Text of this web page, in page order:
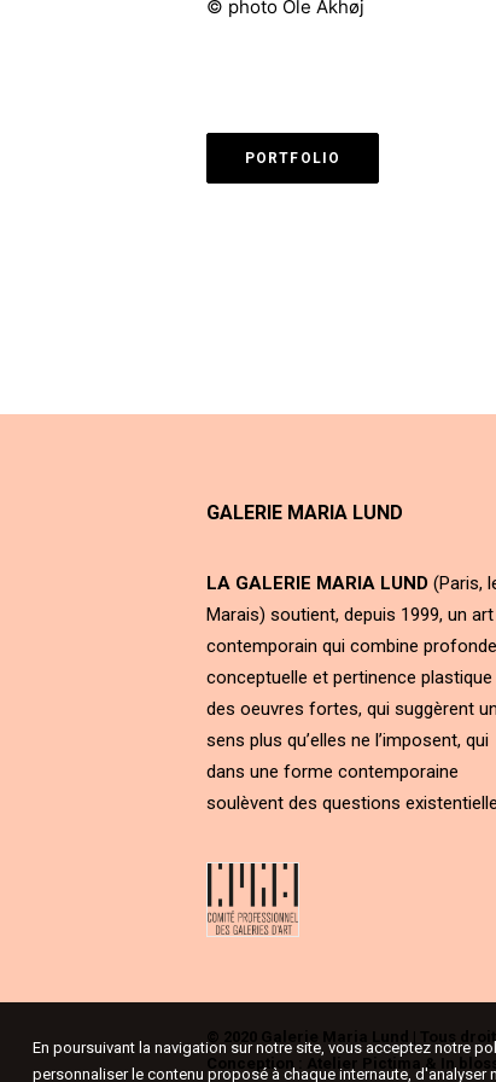
© photo Ole Akhøj
PORTFOLIO
GALERIE MARIA LUND
LA GALERIE MARIA LUND (Paris,
Marais) soutient, depuis 1999, un art
contemporain qui combine
conceptuelle et pertinence plastique
des oeuvres fortes, qui suggèrent un
sens plus qu’elles ne l’imposent, qui
dans une forme contemporaine
soulèvent des questions
© 2020 Galerie Maria Lund | Tous
Conception : Atelier Pictima& In
En poursuivant la navigation sur notre site, vous acceptez notre
personnaliser le contenu proposé à chaque internaute, d'analyser